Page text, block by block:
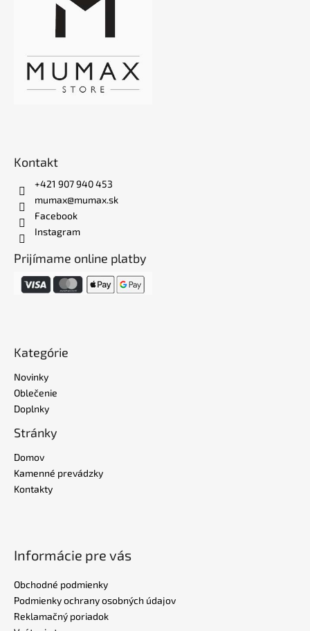
Kontakt
+421 907 940 453
mumax@mumax.sk
Facebook
Instagram
Prijímame online platby
Kategórie
Novinky
Oblečenie
Doplnky
Stránky
Domov
Kamenné prevádzky
Kontakty
Informácie pre vás
Obchodné podmienky
Podmienky ochrany osobných údajov
Reklamačný poriadok